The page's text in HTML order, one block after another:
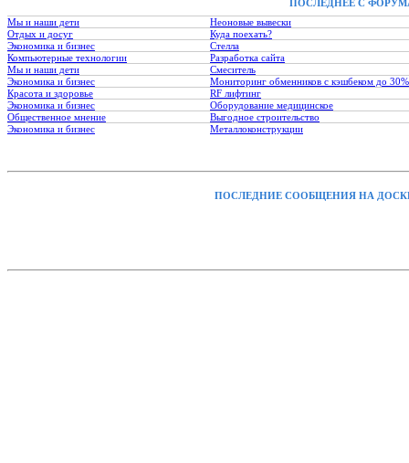
ПОСЛЕДНЕЕ С
Мы и наши дети
Неоновые вывески
Отдых и досуг
Куда поехать?
Экономика и бизнес
Стелла
Компьютерные технологии
Разработка сайта
Мы и наши дети
Смеситель
Экономика и бизнес
Мониторинг обменников с кэшбеком до 30%
Красота и здоровье
RF лифтинг
Экономика и бизнес
Оборудование медицинское
Общественное мнение
Выгодное строительство
Экономика и бизнес
Металлоконструкции
ПОСЛЕДНИЕ СООБЩЕНИЯ НА